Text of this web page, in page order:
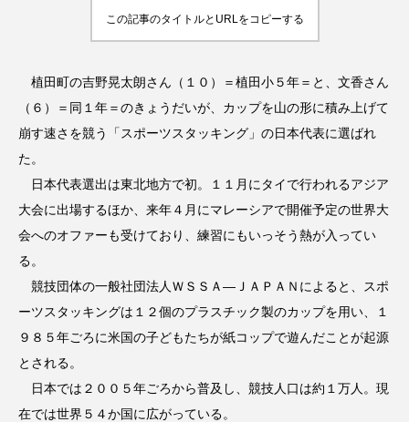
この記事のタイトルとURLをコピーする
植田町の吉野晃太朗さん（１０）＝植田小５年＝と、文香さん
（６）＝同１年＝のきょうだいが、カップを山の形に積み上げて
崩す速さを競う「スポーツスタッキング」の日本代表に選ばれ
た。
日本代表選出は東北地方で初。１１月にタイで行われるアジア
大会に出場するほか、来年４月にマレーシアで開催予定の世界大
会へのオファーも受けており、練習にもいっそう熱が入ってい
る。
競技団体の一般社団法人ＷＳＳＡ―ＪＡＰＡＮによると、スポ
ーツスタッキングは１２個のプラスチック製のカップを用い、１
９８５年ごろに米国の子どもたちが紙コップで遊んだことが起源
とされる。
日本では２００５年ごろから普及し、競技人口は約１万人。現
在では世界５４か国に広がっている。